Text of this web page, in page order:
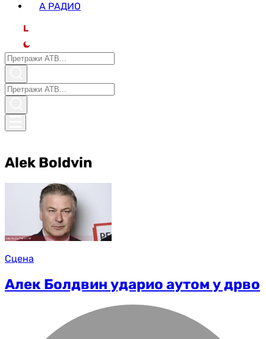
А РАДИО
L
Alek Boldvin
Сцена
Алек Болдвин ударио аутом у дрво